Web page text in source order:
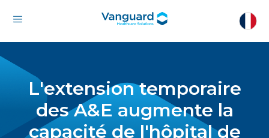
L'extension temporaire
des A&E augmente la
capacité de l'hôpital de